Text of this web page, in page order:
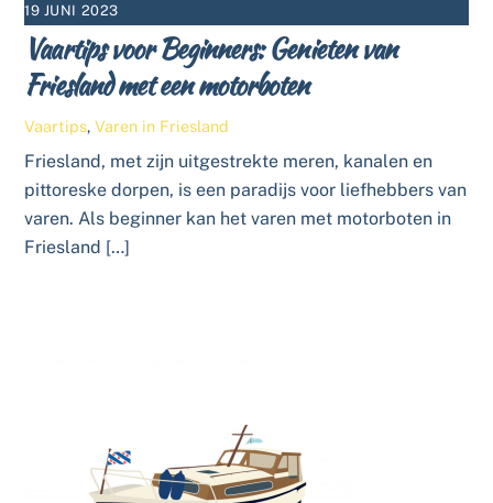
19 JUNI 2023
Vaartips voor Beginners: Genieten van
Friesland met een motorboten
Vaartips,Varen in Friesland
Friesland, met zijn uitgestrekte meren, kanalen en
pittoreske dorpen, is een paradijs voor liefhebbers van
varen. Als beginner kan het varen met motorboten in
Friesland […]